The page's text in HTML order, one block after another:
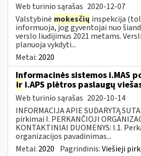
Web turinio sąrašas 2020-12-07
Valstybinė mokesčių inspekcija
informuoja, jog gyventojai nuo
verslo liudijimus 2021 metams.
planuoja vykdyti...
Metai: 2020
Informacinės sistemos i.MAS
ir i.APS plėtros paslaugų
Web turinio sąrašas 2020-10-14
INFORMACIJA APIE SUDARYTĄ
pirkimai I. PERKANČIOJI
KONTAKTINIAI DUOMENYS: I.1.
organizacijos pavadinimas...
Metai: 2020 Pagrindinis:Viešieji